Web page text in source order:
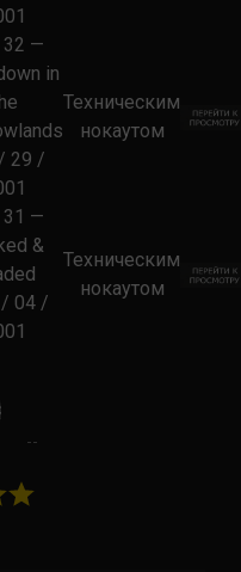
32 —
in
29 /
Техническим
нокаутом
31 —
&
/ 04 /
Техническим
нокаутом